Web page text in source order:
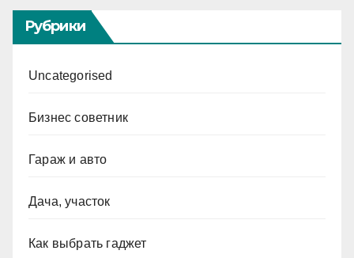
Рубрики
Uncategorised
Бизнес советник
Гараж и авто
Дача, участок
Как выбрать гаджет